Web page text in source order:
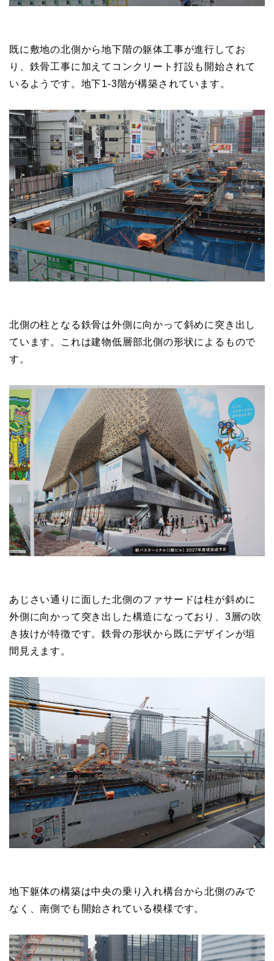
既に敷地の北側から地下階の躯体工事が進行してお
り、鉄骨工事に加えてコンクリート打設も開始されて
いるようです。地下1-3階が構築されています。
北側の柱となる鉄骨は外側に向かって斜めに突き出し
ています。これは建物低層部北側の形状によるもので
す。
あじさい通りに面した北側のファサードは柱が斜めに
外側に向かって突き出した構造になっており、3層の吹
き抜けが特徴です。鉄骨の形状から既にデザインが垣
間見えます。
地下躯体の構築は中央の乗り入れ構台から北側のみで
なく、南側でも開始されている模様です。